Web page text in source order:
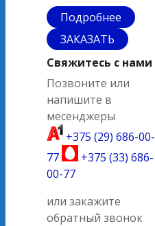
Подробнее
ЗАКАЗАТЬ
Свяжитесь с нами
Позвоните или
напишите в
месенджеры
+375 (29) 686-00-
77
+375 (33) 686-
00-77
или закажите
обратный звонок